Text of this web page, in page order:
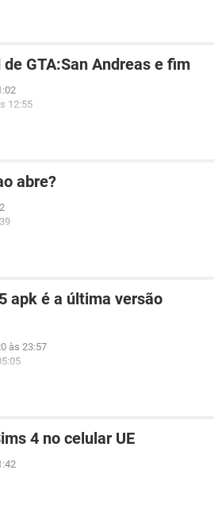
GTA:San Andreas e fim
12:55
abre?
apk é a última versão
às 23:57
4 no celular UE